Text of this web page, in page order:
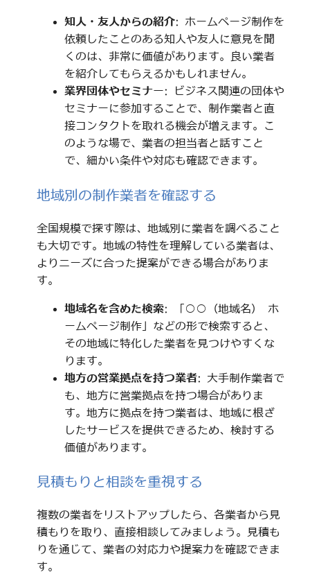
知人・友人からの紹介: ホームページ制作を
依頼したことのある知人や友人に意見を聞
くのは、非常に価値があります。良い業者
を紹介してもらえるかもしれません。
業界団体やセミナー: ビジネス関連の団体や
セミナーに参加することで、制作業者と直
接コンタクトを取れる機会が増えます。こ
のような場で、業者の担当者と話すこと
で、細かい条件や対応も確認できます。
地域別の制作業者を確認する
全国規模で探す際は、地域別に業者を調べること
も大切です。地域の特性を理解している業者は、
よりニーズに合った提案ができる場合がありま
す。
地域名を含めた検索: 「○○（地域名） ホ
ームページ制作」などの形で検索すると、
その地域に特化した業者を見つけやすくな
ります。
地方の営業拠点を持つ業者: 大手制作業者で
も、地方に営業拠点を持つ場合がありま
す。地方に拠点を持つ業者は、地域に根ざ
したサービスを提供できるため、検討する
価値があります。
見積もりと相談を重視する
複数の業者をリストアップしたら、各業者から見
積もりを取り、直接相談してみましょう。見積も
りを通じて、業者の対応力や提案力を確認できま
す。